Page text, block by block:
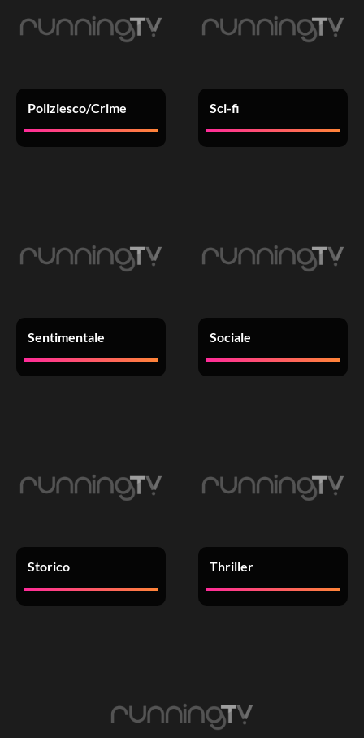
Poliziesco/Crime Sci-fi
Sentimentale Sociale
Storico Thriller